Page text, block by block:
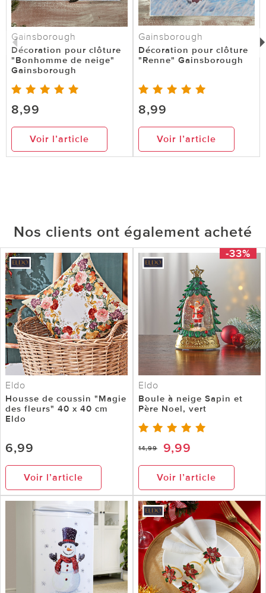
Gainsborough
Décoration pour clôture
"Bonhomme de neige"
Gainsborough
8,99
Voir l’article
Gainsborough
Décoration pour clôture
"Renne" Gainsborough
8,99
Voir l’article
Nos clients ont également acheté
Eldo
Housse de coussin "Magie
des fleurs" 40 x 40 cm
Eldo
6,99
Voir l’article
-33%
Eldo
Boule à neige Sapin et
Père Noel, vert
14,99 9,99
Voir l’article